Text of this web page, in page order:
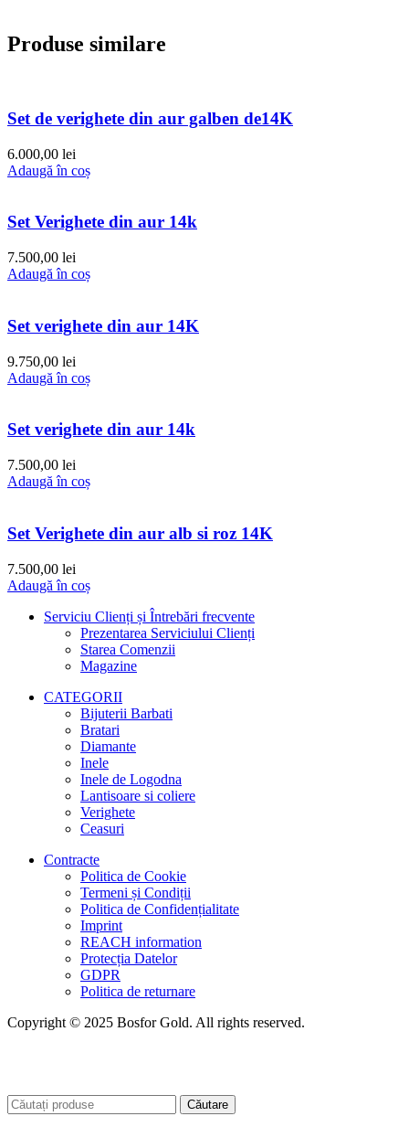
Produse similare
Set de verighete din aur galben de14K
6.000,00 lei
Adaugă în coș
Set Verighete din aur 14k
7.500,00 lei
Adaugă în coș
Set verighete din aur 14K
9.750,00 lei
Adaugă în coș
Set verighete din aur 14k
7.500,00 lei
Adaugă în coș
Set Verighete din aur alb si roz 14K
7.500,00 lei
Adaugă în coș
Serviciu Clienți și Întrebări frecvente
Prezentarea Serviciului Clienți
Starea Comenzii
Magazine
CATEGORII
Bijuterii Barbati
Bratari
Diamante
Inele
Inele de Logodna
Lantisoare si coliere
Verighete
Ceasuri
Contracte
Politica de Cookie
Termeni și Condiții
Politica de Confidențialitate
Imprint
REACH information
Protecția Datelor
GDPR
Politica de returnare
Copyright © 2025 Bosfor Gold. All rights reserved.
Căutare